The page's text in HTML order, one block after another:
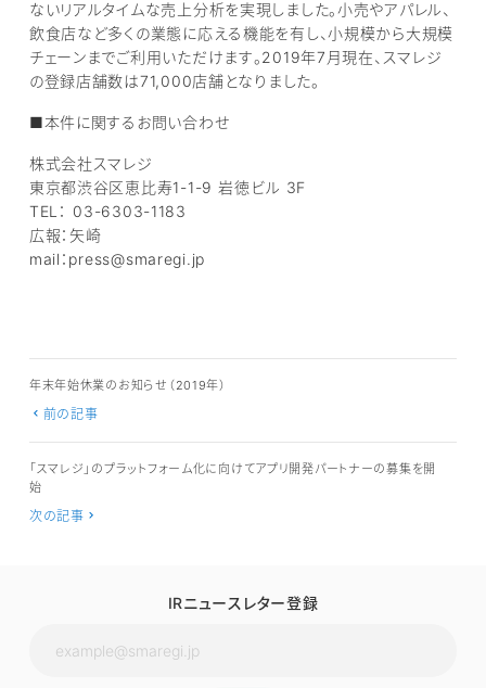
ないリアルタイムな売上分析を実現しました。小売やアパレル、
飲食店など多くの業態に応える機能を有し、小規模から大規模
チェーンまでご利用いただけます。2019年7月現在、スマレジ
の登録店舗数は71,000店舗となりました。
■本件に関するお問い合わせ
株式会社スマレジ
東京都渋谷区恵比寿1-1-9 岩徳ビル 3F
TEL： 03-6303-1183
広報：矢崎
mail：press@smaregi.jp
年末年始休業のお知らせ（2019年）
前の記事
「スマレジ」のプラットフォーム化に向けてアプリ開発パートナーの募集を開
始
次の記事
IRニュースレター登録